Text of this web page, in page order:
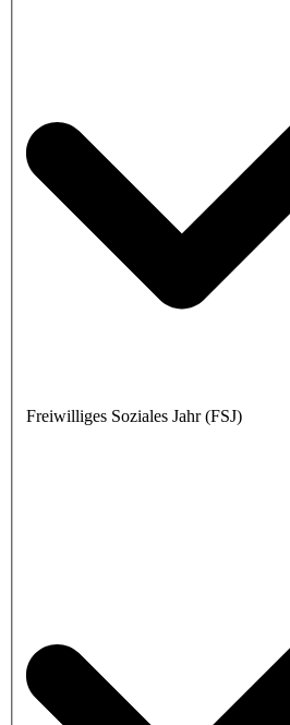
Freiwilliges Soziales Jahr (FSJ)